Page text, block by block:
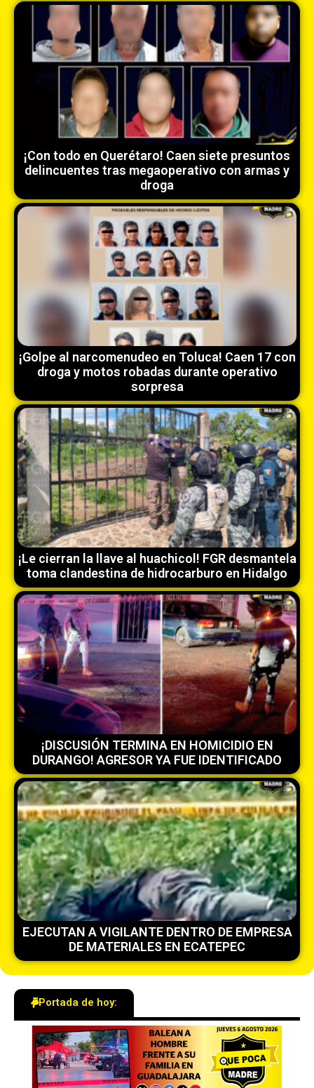
¡Con todo en Querétaro! Caen siete presuntos
delincuentes tras megaoperativo con armas y
droga
¡Golpe al narcomenudeo en Toluca! Caen 17 con
droga y motos robadas durante operativo
sorpresa
¡Le cierran la llave al huachicol! FGR desmantela
toma clandestina de hidrocarburo en Hidalgo
¡DISCUSIÓN TERMINA EN HOMICIDIO EN
DURANGO! AGRESOR YA FUE IDENTIFICADO
EJECUTAN A VIGILANTE DENTRO DE EMPRESA
DE MATERIALES EN ECATEPEC
Portada de hoy: